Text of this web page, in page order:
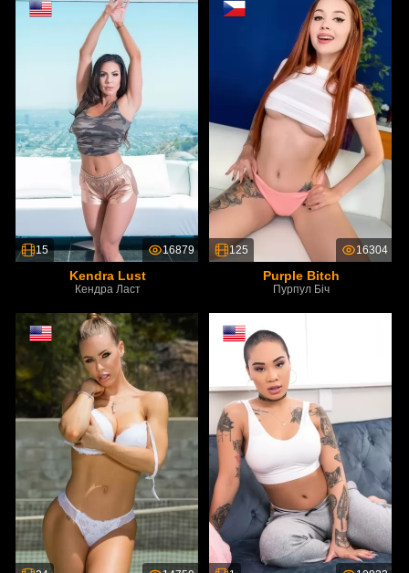
15 16879
Kendra Lust
Кендра Ласт
125 16304
Purple Bitch
Пурпул Біч